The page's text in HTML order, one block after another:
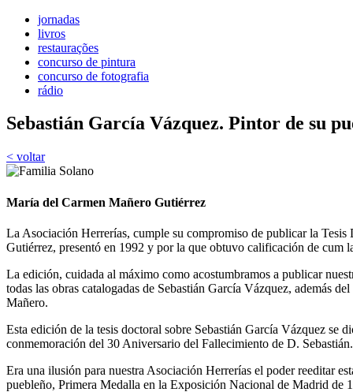
jornadas
livros
restaurações
concurso de pintura
concurso de fotografia
rádio
Sebastián García Vázquez. Pintor de su
< voltar
María del Carmen Mañero Gutiérrez
La Asociación Herrerías, cumple su compromiso de publicar la
Gutiérrez, presentó en 1992 y por la que obtuvo calificación de cum
La edición, cuidada al máximo como acostumbramos a publicar
todas las obras catalogadas de Sebastián García Vázquez, además
Mañero.
Esta edición de la tesis doctoral sobre Sebastián García Vázquez se
conmemoración del 30 Aniversario del Fallecimiento de D. Sebastián.
Era una ilusión para nuestra Asociación Herrerías el poder reeditar
puebleño, Primera Medalla en la Exposición Nacional de Madrid de